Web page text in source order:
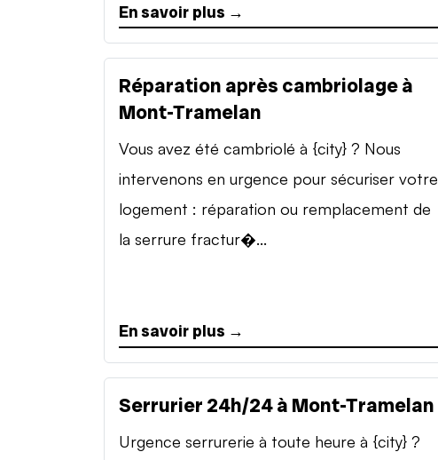
En savoir plus →
Réparation après cambriolage à
Mont-Tramelan
Vous avez été cambriolé à {city} ? Nous
intervenons en urgence pour sécuriser votre
logement : réparation ou remplacement de
la serrure fractur�...
En savoir plus →
Serrurier 24h/24 à Mont-Tramelan
Urgence serrurerie à toute heure à {city} ?